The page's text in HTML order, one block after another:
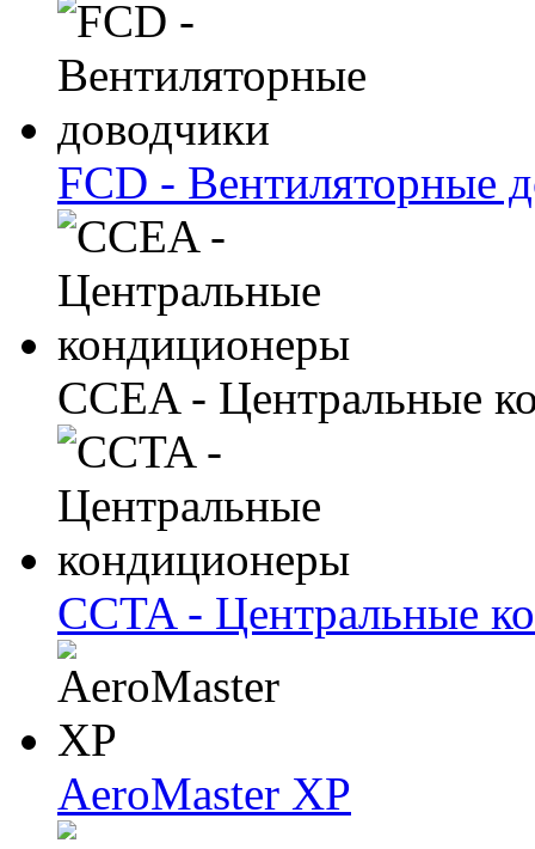
FCD - Вентиляторные
CCEA - Центральные
CCTA - Центральные
AeroMaster XP